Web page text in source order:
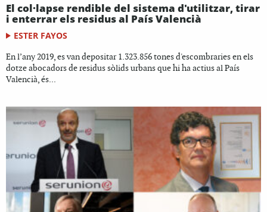
El col·lapse rendible del sistema d'utilitzar, tirar
i enterrar els residus al País Valencià
ESTER FAYOS
En l’any 2019, es van depositar 1.323.856 tones d'escombraries en els
dotze abocadors de residus sòlids urbans que hi ha actius al País
Valencià, és...